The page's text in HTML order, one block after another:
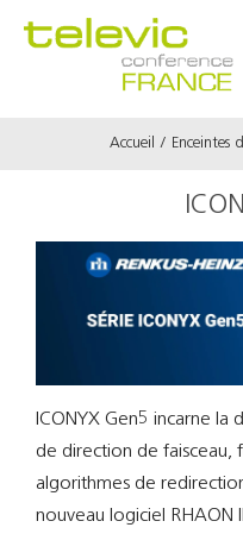
Accueil Enceintes
ICONYX Gen5 incarne
de direction de faisceau,
algorithmes de
nouveau logiciel RHAON